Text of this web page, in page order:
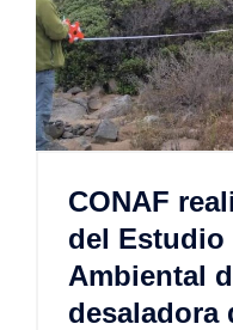
CONAF
del Estudio
Ambiental
desaladora